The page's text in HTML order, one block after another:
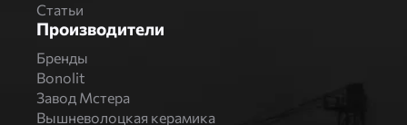
Статьи
Производители
Бренды
Bonolit
Завод Мстера
Вышневолоцкая керамика